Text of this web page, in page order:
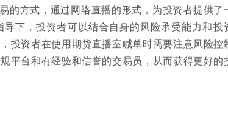
的方式，通过网络直播的形式，为投资者提供了
下，投资者可以结合自身的风险承受能力和投
投资者在使用期货直播室喊单时需要注意风险控
平台和有经验和信誉的交易员，从而获得更好的